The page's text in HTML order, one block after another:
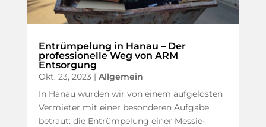
Entrümpelung in Hanau – Der
professionelle Weg von ARM
Entsorgung
Okt. 23, 2023| Allgemein
In Hanau wurden wir von einem aufgelösten
Vermieter mit einer besonderen Aufgabe
betraut: die Entrümpelung einer Messie-